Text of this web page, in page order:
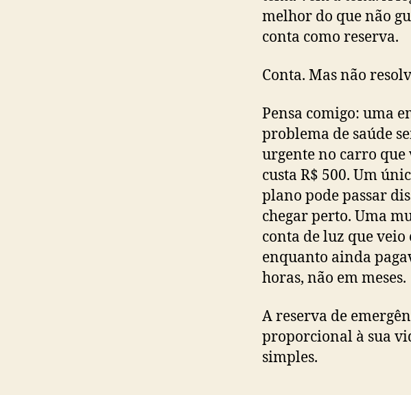
melhor do que não
conta como reserva.
Conta. Mas não
Pensa comigo: uma
problema de saúde
urgente no carro
custa R$ 500. Um
plano pode passar
chegar perto. Uma
conta de luz que
enquanto ainda
horas, não em meses.
A reserva de
proporcional à sua
simples.